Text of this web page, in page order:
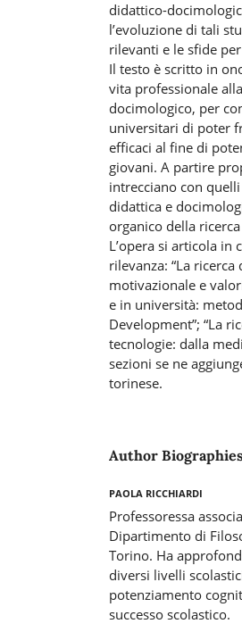
didattico-
l’evoluzione di tali
rilevanti e le sfide
Il testo è scritto in
vita professionale
docimologico, per
universitari di poter
efficaci al fine di
giovani. A partire
intrecciano con
didattica e
organico della
L’opera si articola
rilevanza: “La
motivazionale e
e in università:
Development”; “La
tecnologie: dalla
sezioni se ne
torinese.
Author
Paola Ricchiardi
Professoressa
Dipartimento di
Torino. Ha
diversi livelli
potenziamento
successo scolastico.